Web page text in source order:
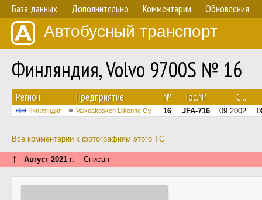
База данных Дополнительно Комментарии Обновления
Автобусный транспорт
Финляндия, Volvo 9700S № 16
Регион Предприятие № Гос.№ С...
Финляндия Valkeakosken Liikenne Oy 16 JFA-716 09.2002
Все комментарии к фотографиям этого ТС
↑ Август 2021 г. Списан